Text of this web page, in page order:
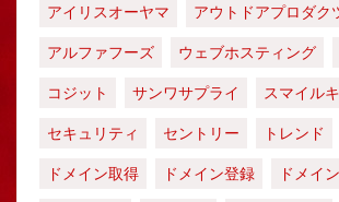
アイリスオーヤマ アウトドアプロダク
アルファフーズ ウェブホスティング
コジット サンワサプライ スマイル
セキュリティ セントリー トレンド
ドメイン取得 ドメイン登録 ドメイ